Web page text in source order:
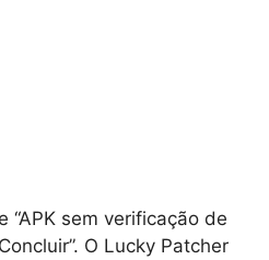
“APK sem verificação de
O Lucky Patcher